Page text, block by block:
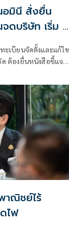
มินี สั่งยื่น
ดบริษัท เริ่ม 1
เบียนจัดตั้งและแก้ไข
ต้องยื่นหนังสือชี้แจง
าณิชย์ไร้
ไฟ